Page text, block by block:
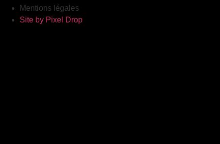
Mentions légales
Site by Pixel Drop